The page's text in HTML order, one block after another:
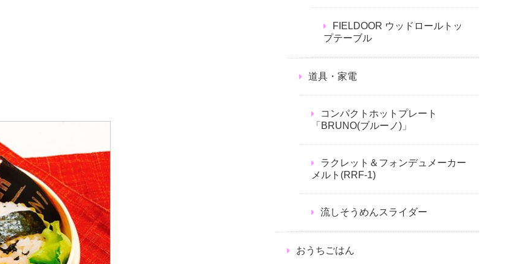
FIELDOOR ウッドロールトッ
プテーブル
道具・家電
コンパクトホットプレート
「BRUNO(ブルーノ)」
ラクレット＆フォンデュメーカー
メルト(RRF-1)
流しそうめんスライダー
おうちごはん